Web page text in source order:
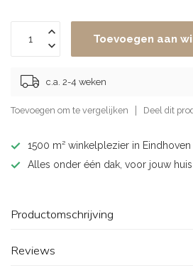
Toevoegen aan
c.a. 2-4 weken
Toevoegen om te vergelijken Deel dit
1500 m² winkelplezier in Eindhoven
Alles onder één dak, voor jouw huis
Productomschrijving
Reviews